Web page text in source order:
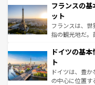
ませてくれるイ
なお、新着のイ
しい。
文化が根付くこ
れる闘牛、そし
る。首都マドリ
アートに溢れた
せる。地方に
ンテンツ一覧
フランスの
ット
フランスは、
指の観光地だ。
で、幅広い魅
聖堂、美しいビ
から魅了する
れ、フランス料
ドイツの基
ト
ドイツは、豊
の中心に位置す